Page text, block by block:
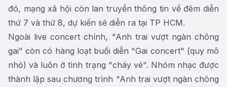
đó, mạng xã hội còn lan truyền thông tin về đêm diễn
thứ 7 và thứ 8, dự kiến sẽ diễn ra tại TP HCM.
Ngoài live concert chính, "Anh trai vượt ngàn chông
gai" còn có hàng loạt buổi diễn "Gai concert" (quy mô
nhỏ) và luôn ở tình trạng "cháy vé". Nhóm nhạc được
thành lập sau chương trình "Anh trai vượt ngàn chông